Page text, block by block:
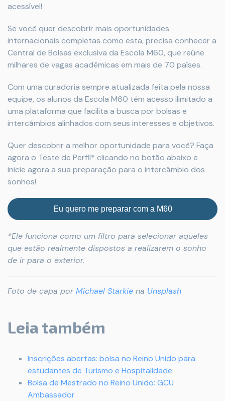
acessível!
Se você quer descobrir mais oportunidades
internacionais completas como esta, precisa conhecer a
Central de Bolsas exclusiva da Escola M60, que reúne
milhares de vagas acadêmicas em mais de 70 países.
Com uma curadoria sempre atualizada feita pela nossa
equipe, os alunos da Escola M60 têm acesso ilimitado a
uma plataforma que facilita a busca por bolsas e
intercâmbios alinhados com seus interesses e objetivos.
Quer descobrir a melhor oportunidade para você? Faça
agora o Teste de Perfil* clicando no botão abaixo e
inicie agora a sua preparação para o intercâmbio dos
sonhos!
Eu quero me preparar com a M60
*Ele funciona como um filtro para selecionar aqueles
que estão realmente dispostos a realizarem o sonho
de ir para o exterior.
Foto de capa por Michael Starkie na Unsplash
Leia também
Inscrições abertas: bolsa no Reino Unido para
estudantes de Turismo e Hospitalidade
Bolsa de Mestrado no Reino Unido: GCU
Ambassador